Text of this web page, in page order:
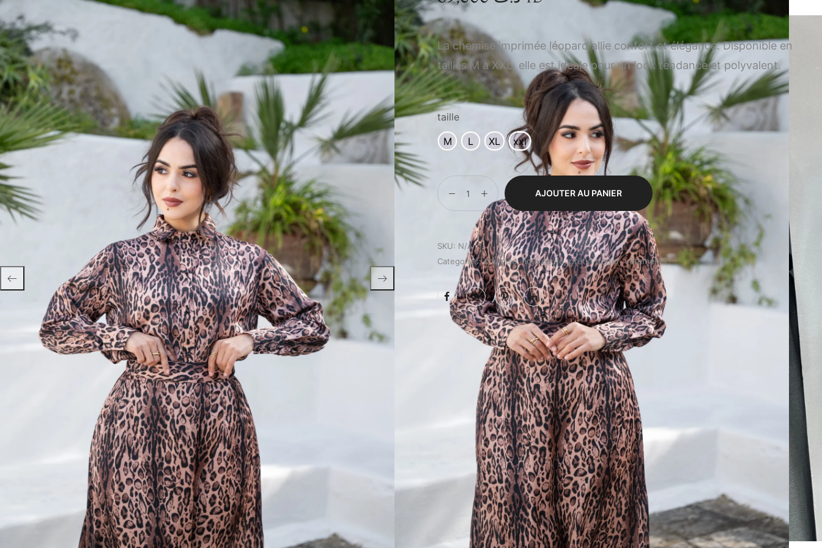
La chemise imprimée léopard allie confort et élégance. Disponible en
tailles M à XXL, elle est idéale pour un look tendance et polyvalent.
taille
M
L XL xxl
AJOUTER AU PANIER
SKU: N/A
Categories: chemise,nouveauté,prêt à porter,vêtements